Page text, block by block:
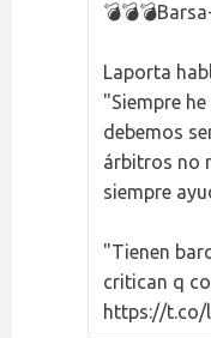
Laporta
"Siempre
debemos
árbitros no
siempre
"Tienen
critican q
https://t.co/